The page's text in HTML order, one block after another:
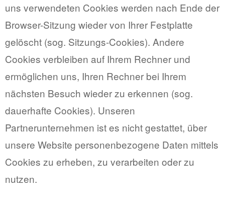
uns verwendeten Cookies werden nach Ende der
Browser-Sitzung wieder von Ihrer Festplatte
gelöscht (sog. Sitzungs-Cookies). Andere
Cookies verbleiben auf Ihrem Rechner und
ermöglichen uns, Ihren Rechner bei Ihrem
nächsten Besuch wieder zu erkennen (sog.
dauerhafte Cookies). Unseren
Partnerunternehmen ist es nicht gestattet, über
unsere Website personenbezogene Daten mittels
Cookies zu erheben, zu verarbeiten oder zu
nutzen.